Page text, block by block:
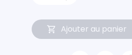
Ajouter au panier